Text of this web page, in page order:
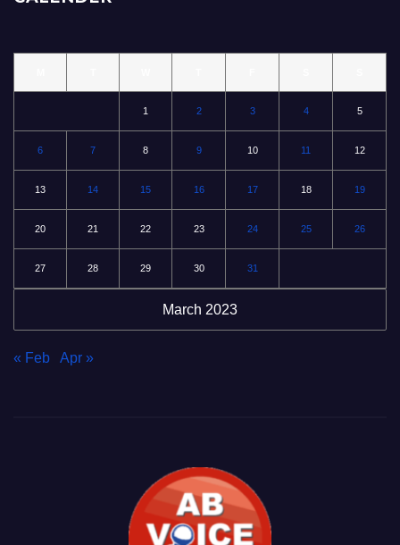
March 2023
1 2 3 4 5
6 7 8 9 10 11 12
13 14 15 16 17 18 19
20 21 22 23 24 25 26
27 28 29 30 31
« Feb Apr »